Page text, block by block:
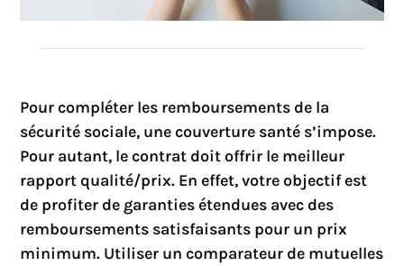
Pour compléter les remboursements de la
sécurité sociale, une couverture santé s’impose.
Pour autant, le contrat doit offrir le meilleur
rapport qualité/prix. En effet, votre objectif est
de profiter de garanties étendues avec des
remboursements satisfaisants pour un prix
minimum. Utiliser un comparateur de mutuelles